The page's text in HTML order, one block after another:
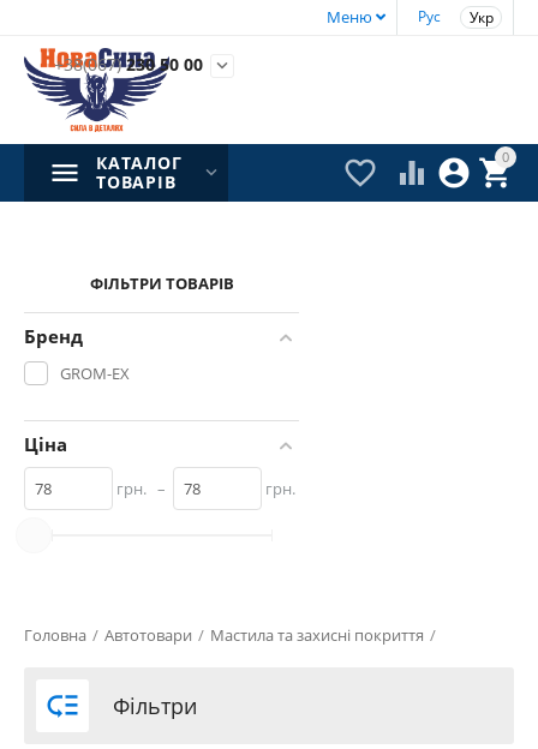
Рус Укр
Меню
+38(067)230 50 00 
0


 
КАТАЛОГ
ТОВАРІВ
ФІЛЬТРИ ТОВАРІВ
Бренд
GROM-EX
Ціна
грн. – грн.
Головна / Автотовари / Мастила та захисні покриття /
 Фільтри